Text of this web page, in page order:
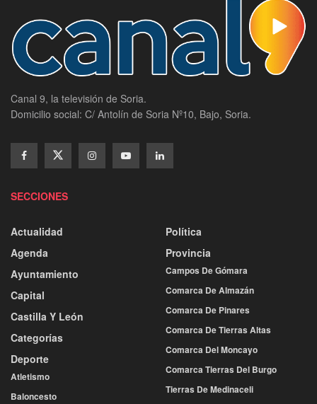
Canal 9, la televisión de Soria.
Domicilio social: C/ Antolín de Soria Nº10, Bajo, Soria.
SECCIONES
Actualidad
Agenda
Ayuntamiento
Capital
Castilla Y León
Categorías
Deporte
Atletismo
Baloncesto
Política
Provincia
Campos De Gómara
Comarca De Almazán
Comarca De Pinares
Comarca De Tierras Altas
Comarca Del Moncayo
Comarca Tierras Del Burgo
Tierras De Medinaceli